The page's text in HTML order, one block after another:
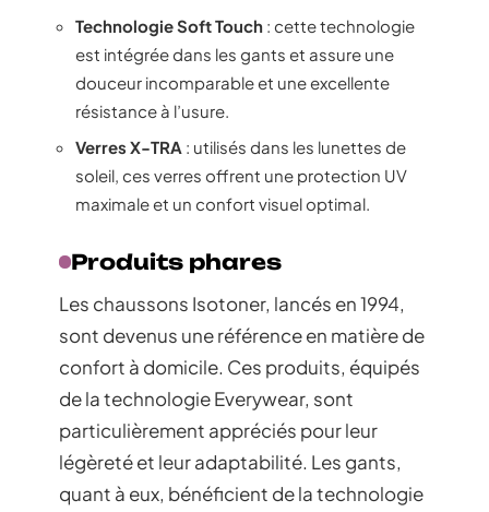
Technologie Soft Touch : cette technologie
est intégrée dans les gants et assure une
douceur incomparable et une excellente
résistance à l’usure.
Verres X-TRA : utilisés dans les lunettes de
soleil, ces verres offrent une protection UV
maximale et un confort visuel optimal.
Produits phares
Les chaussons Isotoner, lancés en 1994,
sont devenus une référence en matière de
confort à domicile. Ces produits, équipés
de la technologie Everywear, sont
particulièrement appréciés pour leur
légèreté et leur adaptabilité. Les gants,
quant à eux, bénéficient de la technologie